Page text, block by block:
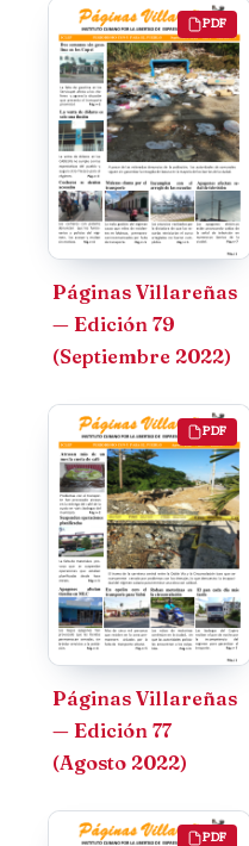
PDF
Páginas Villareñas
— Edición 79
(Septiembre 2022)
PDF
Páginas Villareñas
— Edición 77
(Agosto 2022)
PDF